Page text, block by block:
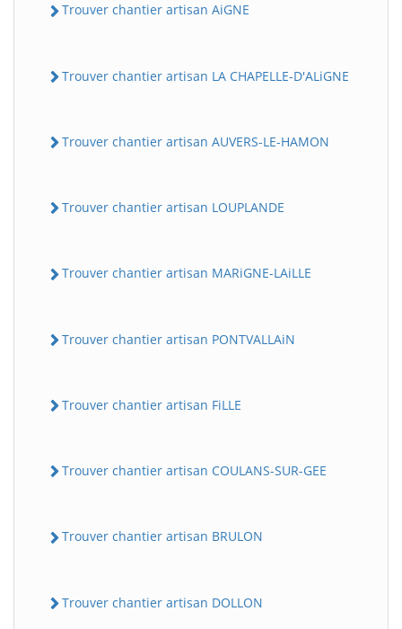
Trouver chantier artisan AiGNE
Trouver chantier artisan LA CHAPELLE-D'ALiGNE
Trouver chantier artisan AUVERS-LE-HAMON
Trouver chantier artisan LOUPLANDE
Trouver chantier artisan MARiGNE-LAiLLE
Trouver chantier artisan PONTVALLAiN
Trouver chantier artisan FiLLE
Trouver chantier artisan COULANS-SUR-GEE
Trouver chantier artisan BRULON
Trouver chantier artisan DOLLON